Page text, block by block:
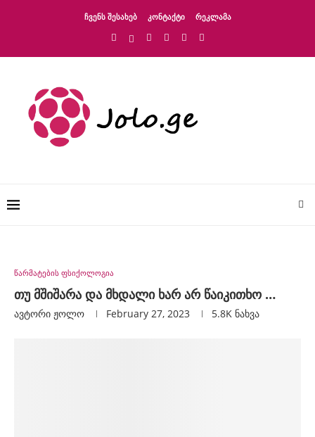
ᲩᲕᲔᲜᲡ ᲨᲔᲡᲐᲮᲔᲑ ᲙᲝᲜᲢᲐᲥᲢᲘ ᲠᲔᲙᲚᲐᲛᲐ
წარმატების ფსიქოლოგია
თუ მშიშარა და მხდალი ხარ არ წაიკითხო …
ავტორი Ჟოლო February 27, 2023 5.8K ნახვა